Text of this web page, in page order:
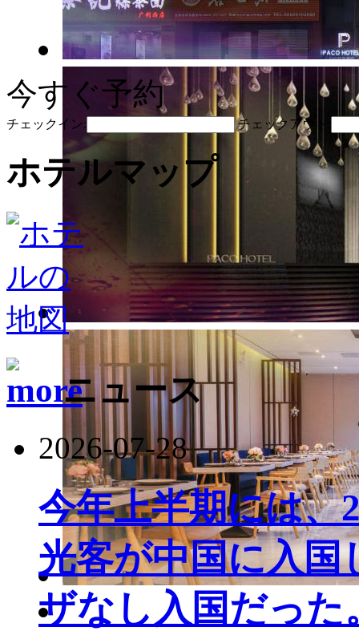
今すぐ予約
チェックイン: チェックアウト:
ホテルマップ
ニュース
2026-07-28
今年上半期には、
光客が中国に入国
ザなし入国だった